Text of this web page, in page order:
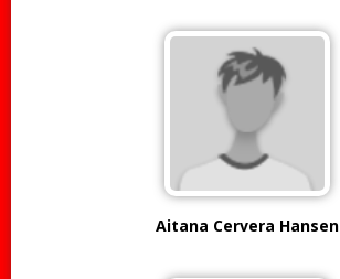
Aitana Cervera Hansen